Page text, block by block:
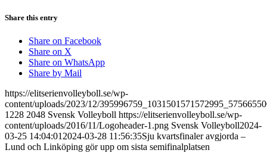
Share this entry
Share on Facebook
Share on X
Share on WhatsApp
Share by Mail
https://elitserienvolleyboll.se/wp-
content/uploads/2023/12/
1228 2048 Svensk Volleyboll https://elitserienvolleyboll.se/wp-
content/uploads/2016/11/Logoheader-1.png Svensk Volleyboll2024-
03-25 14:04:01 2024-03-28 11:56:35Sju kvartsfinaler avgjorda –
Lund och Linköping gör upp om sista semifinalplatsen